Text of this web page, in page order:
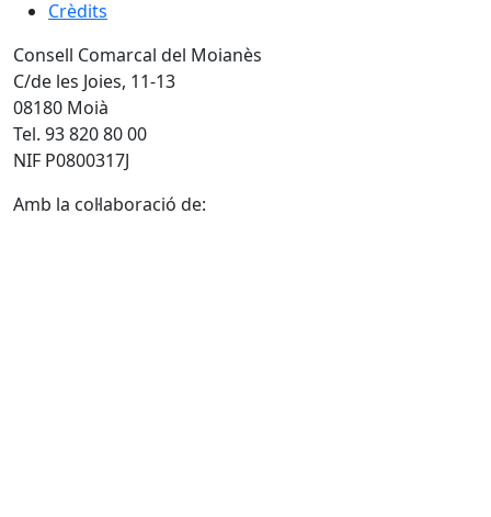
Crèdits
Consell Comarcal del Moianès
C/de les Joies, 11-13
08180 Moià
Tel. 93 820 80 00
NIF P0800317J
Amb la col·laboració de: